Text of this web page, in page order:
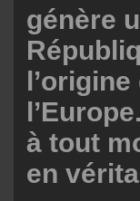
génère
à tout
en